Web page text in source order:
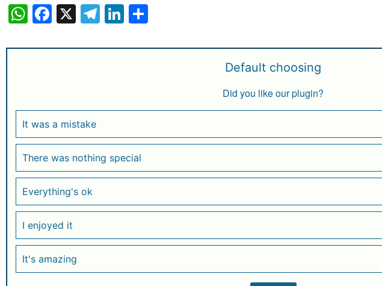
W
at
p
p
F
c
o
o
k
X T
e
m
Li
k
n
ar
Default choosing
Did you like our plugin?
It was a mistake
There was nothing special
Everything's ok
I enjoyed it
It's amazing